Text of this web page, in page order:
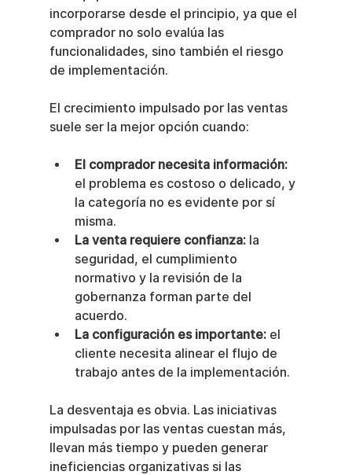
incorporarse desde el principio, ya que el
comprador no solo evalúa las
funcionalidades, sino también el riesgo
de implementación.
El crecimiento impulsado por las ventas
suele ser la mejor opción cuando:
El comprador necesita información:
el problema es costoso o delicado, y
la categoría no es evidente por sí
misma.
La venta requiere confianza: la
seguridad, el cumplimiento
normativo y la revisión de la
gobernanza forman parte del
acuerdo.
La configuración es importante: el
cliente necesita alinear el flujo de
trabajo antes de la implementación.
La desventaja es obvia. Las iniciativas
impulsadas por las ventas cuestan más,
llevan más tiempo y pueden generar
ineficiencias organizativas si las